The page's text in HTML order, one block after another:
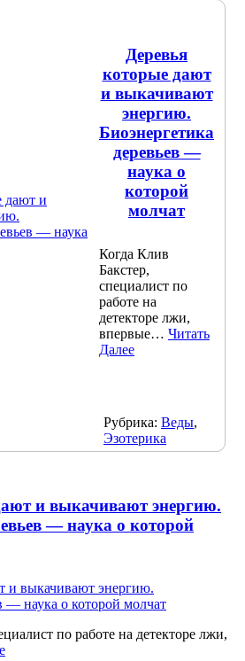
Деревья
которые дают
и выкачивают
энергию.
Биоэнергетика
деревьев —
наука о
которой
молчат
Когда Клив
Бакстер,
специалист по
работе на
детекторе лжи,
впервые… Читать
Далее
Рубрика: Веды,
Эзотерика
и выкачивают энергию.
— наука о которой
по работе на детекторе лжи,